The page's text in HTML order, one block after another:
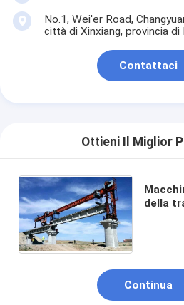
No.1, Wei'er Road,
città di Xinxiang, provincia di
Contattaci
Ottieni Il Miglior
della
Continua